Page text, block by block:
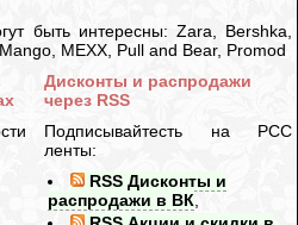
быть интересны: Zara, Bershka,
MEXX, Pull and Bear, Promod
Дисконты и распродажи
через RSS
Подписывайтесть на РСС
ленты:
RSS Дисконты и
распродажи в ВК,